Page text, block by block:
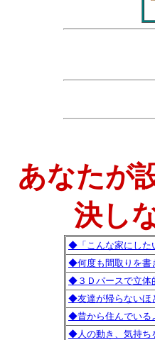
あなたが
決し
◆「こんな家にした
◆何度も間取りを書
◆３Ｄパースで立体
◆友達が帰らないほ
◆昔から住んでいる
◆人の動き、気持ち